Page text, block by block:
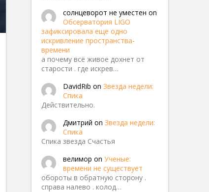
солнцеворот не уместен on
Обсерватория LIGO
зафиксировала еще одно
искривление пространства-
времени
а почему всё живое дохнет от
старости . где искрев…
DavidRib on Звезда недели:
Спика
Действительно.
Дмитрий on Звезда недели:
Спика
Спика звезда Счастья
велимор on Ученые:
времени не существует
обороты в обратную сторону .
справа налево . колод…